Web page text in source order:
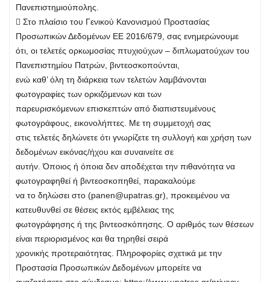
Πανεπιστημιούπολης.
 Στο πλαίσιο του Γενικού Κανονισμού Προστασίας
Προσωπικών Δεδομένων ΕΕ 2016/679, σας ενημερώνουμε
ότι, οι τελετές ορκωμοσίας πτυχιούχων – διπλωματούχων του
Πανεπιστημίου Πατρών, βιντεοσκοπούνται,
ενώ καθ’ όλη τη διάρκεια των τελετών λαμβάνονται
φωτογραφίες των ορκιζόμενων και των
παρευρισκόμενων επισκεπτών από διαπιστευμένους
φωτογράφους, εικονολήπτες. Με τη συμμετοχή σας
στις τελετές δηλώνετε ότι γνωρίζετε τη συλλογή και χρήση των
δεδομένων εικόνας/ήχου και συναινείτε σε
αυτήν. Όποιος ή όποια δεν αποδέχεται την πιθανότητα να
φωτογραφηθεί ή βιντεοσκοπηθεί, παρακαλούμε
να το δηλώσει στο (panen@upatras.gr), προκειμένου να
κατευθυνθεί σε θέσεις εκτός εμβέλειας της
φωτογράφησης ή της βιντεοσκόπησης. Ο αριθμός των θέσεων
είναι περιορισμένος και θα τηρηθεί σειρά
χρονικής προτεραιότητας. Πληροφορίες σχετικά με την
Προστασία Προσωπικών Δεδομένων μπορείτε να